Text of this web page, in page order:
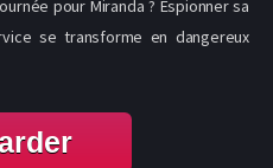
pour Miranda ? Espionner sa
se transforme en dangereux